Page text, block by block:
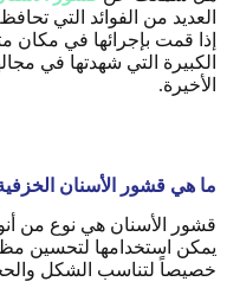
العديد من الفوائد التي
إذا قمت بإجرائها في مكان
الكبيرة التي شهدتها في
الأخيرة.
ما هي قشور الأسنان
قشور الأسنان هي نوع من
يمكن استخدامها لتحسين
خصيصاً لتناسب الشكل